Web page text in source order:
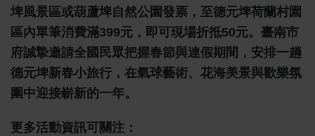
埤風景區或葫蘆埤自然公園發票，至德元埤荷蘭村園
區內單筆消費滿399元，即可現場折抵50元。臺南市
府誠摯邀請全國民眾把握春節與連假期間，安排一趟
德元埤新春小旅行，在氣球藝術、花海美景與歡樂氛
圍中迎接嶄新的一年。
更多活動資訊可關注：